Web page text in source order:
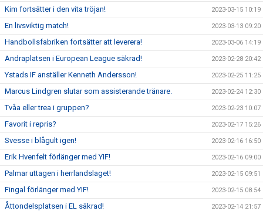
Kim fortsätter i den vita tröjan! 2023-03-15 10:19
En livsviktig match! 2023-03-13 09:20
Handbollsfabriken fortsätter att leverera! 2023-03-06 14:19
Andraplatsen i European League säkrad! 2023-02-28 20:42
Ystads IF anställer Kenneth Andersson! 2023-02-25 11:25
Marcus Lindgren slutar som assisterande tränare. 2023-02-24 12:30
Tvåa eller trea i gruppen? 2023-02-23 10:07
Favorit i repris? 2023-02-17 15:26
Svesse i blågult igen! 2023-02-16 16:50
Erik Hvenfelt förlänger med YIF! 2023-02-16 09:00
Palmar uttagen i herrlandslaget! 2023-02-15 09:51
Fingal förlänger med YIF! 2023-02-15 08:54
Åttondelsplatsen i EL säkrad! 2023-02-14 21:57